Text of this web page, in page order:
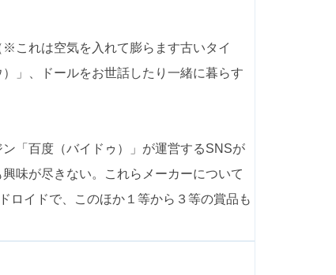
これは空気を入れて膨らます古いタイ
」、ドールをお世話したり一緒に暮らす
「百度（バイドゥ）」が運営するSNSが
味が尽きない。これらメーカーについて
ロイドで、このほか１等から３等の賞品も